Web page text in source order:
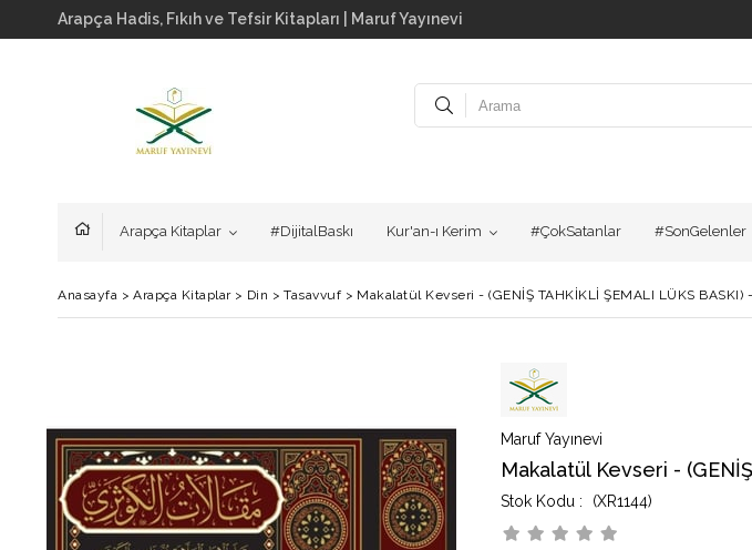
Arapça Hadis, Fıkıh ve Tefsir Kitapları | Maruf Yayınevi
Arapça Kitaplar #DijitalBaskı Kur'an-ı Kerim #ÇokSatanlar #SonGelenler
Anasayfa > Arapça Kitaplar> Din > Tasavvuf >
Maruf Yayınevi
(XR1144)